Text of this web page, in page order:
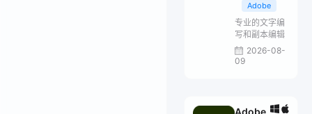
Adobe
专业的文字编
写和副本编辑
2026-08-
09
Adobe